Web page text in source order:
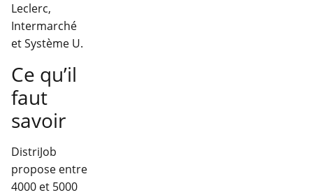
Leclerc,
Intermarché
et Système U.
Ce qu’il
faut
savoir
DistriJob
propose entre
4000 et 5000